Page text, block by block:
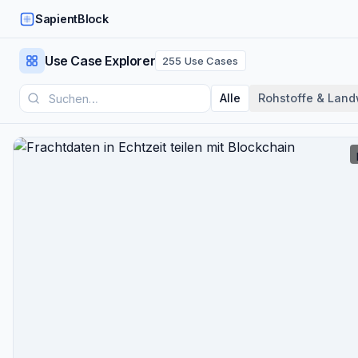
SapientBlock
Use Case Explorer 255 Use Cases
Alle Rohstoffe &